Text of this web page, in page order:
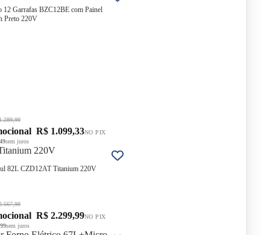
12 Garrafas BZC12BE com Painel
Eletrônico Touch Preto 220V
R$ 1.099,33NO PIX
sem juros
220V
82L CZD12AT Titanium 220V
R$ 2.299,99NO PIX
sem juros